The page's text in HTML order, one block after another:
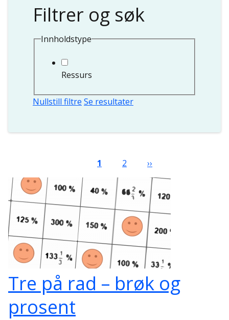
Filtrer og søk
Innholdstype
Ressurs
Nullstill filtre Se resultater
Nåværende side
1 Side
2 Neste side
››
Tre på rad – brøk og
prosent